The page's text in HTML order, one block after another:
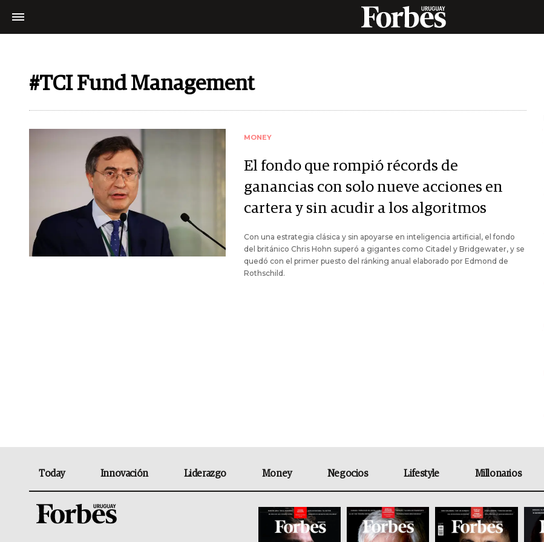
#TCI Fund Management
MONEY
El fondo que rompió récords de
ganancias con solo nueve acciones en
cartera y sin acudir a los algoritmos
Con una estrategia clásica y sin apoyarse en inteligencia artificial, el fondo
del británico Chris Hohn superó a gigantes como Citadel y Bridgewater, y se
quedó con el primer puesto del ránking anual elaborado por Edmond de
Rothschild.
Today Innovación Liderazgo Money Negocios Lifestyle Millonarios